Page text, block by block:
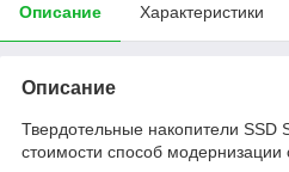
Описание Характеристики
Описание
Твердотельные накопители
стоимости способ модернизации